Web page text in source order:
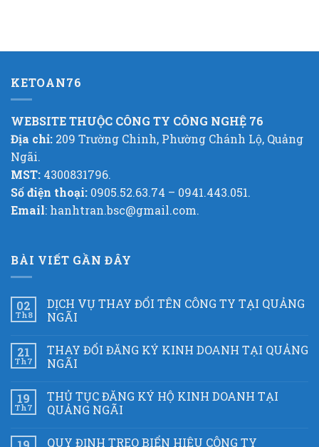
KETOAN76
WEBSITE THUỘC CÔNG TY CÔNG NGHỆ 76
Địa chỉ: 209 Trường Chinh, Phường Chánh Lộ, Quảng
Ngãi.
MST: 4300831796.
Số điện thoại: 0905.52.63.74 – 0941.443.051.
Email: hanhtran.bsc@gmail.com.
BÀI VIẾT GẦN ĐÂY
02
Th8
DỊCH VỤ THAY ĐỔI TÊN CÔNG TY TẠI QUẢNG
NGÃI
21
Th7
THAY ĐỔI ĐĂNG KÝ KINH DOANH TẠI QUẢNG
NGÃI
19
Th7
THỦ TỤC ĐĂNG KÝ HỘ KINH DOANH TẠI
QUẢNG NGÃI
QUY ĐỊNH TREO BIỂN HIỆU CÔNG TY